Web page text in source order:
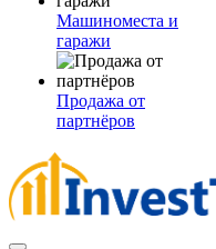
Машиноместа и
гаражи
Продажа от
партнёров